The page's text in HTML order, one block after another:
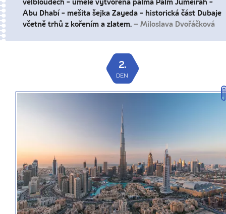
velbloudech - uměle vytvořená palma Palm Jumeirah -
Abu Dhabí - mešita šejka Zayeda - historická část Dubaje
včetně trhů z kořením a zlatem. – Miloslava Dvořáčková
2.
DEN